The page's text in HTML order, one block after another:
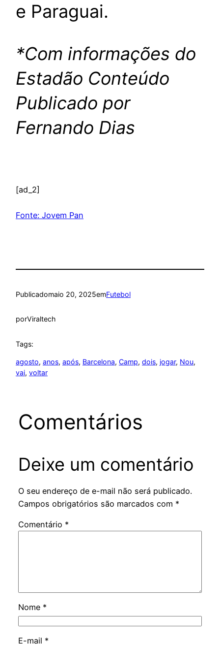
e Paraguai.
*Com informações do
Estadão Conteúdo
Publicado por
Fernando Dias
[ad_2]
Fonte: Jovem Pan
Publicadomaio 20, 2025emFutebol
porViraltech
Tags:
agosto, anos, após, Barcelona, Camp, dois, jogar, Nou
vai, voltar
Comentários
Deixe um comentário
O seu endereço de e-mail não será publicado.
Campos obrigatórios são marcados com *
Comentário *
Nome *
E-mail *